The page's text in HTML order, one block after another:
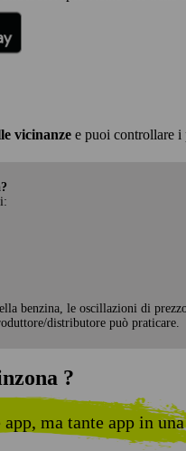
vicinanze e puoi controllare i
benzina, le oscillazioni di
distributore può praticare.
?
ma tante app in